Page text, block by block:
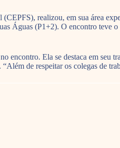
realizou, em sua área
Águas (P1+2). O encontro teve
Ela se destaca em seu
de respeitar os colegas de